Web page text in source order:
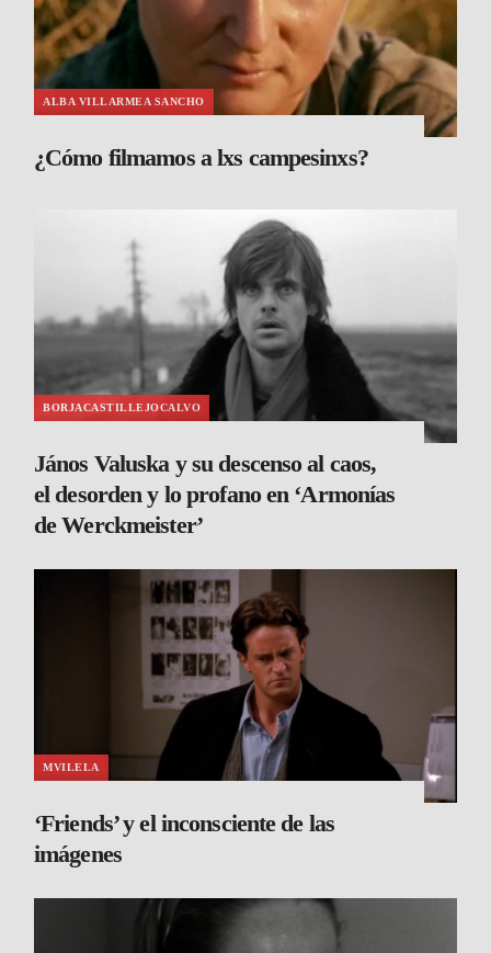
ALBA VILLARMEA SANCHO
¿Cómo filmamos a lxs campesinxs?
BORJACASTILLEJOCALVO
János Valuska y su descenso al caos,
el desorden y lo profano en ‘Armonías
de Werckmeister’
MVILELA
‘Friends’ y el inconsciente de las
imágenes